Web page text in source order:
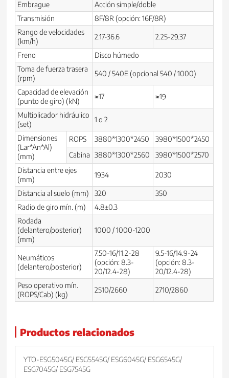
Embrague
Acción simple/doble
Transmisión
8F/8R (opción: 16F/8R)
Rango de velocidades
(km/h)
2.17-36.6 2.25-29.37
Freno
Disco húmedo
Toma de fuerza trasera
(rpm)
540 / 540E (opcional 540 / 1000)
Capacidad de elevación
(punto de giro) (kN)
≥17 ≥19
Multiplicador hidráulico
(set)
1 o 2
Dimensiones
(Lar*An*Al)
(mm)
ROPS 3880*1300*2450
3980*1500*2450
Cabina
3880*1300*2560
3980*1500*2570
Distancia entre ejes
(mm)
1934 2030
Distancia al suelo (mm) 320
350
Radio de giro mín. (m)
4.8±0.3
Rodada
(delantero/posterior)
(mm)
1000 / 1000-1200
Neumáticos
(delantero/posterior)
7.50-16/11.2-28
(opción: 8.3-
20/12.4-28)
9.5-16/14.9-24
(opción: 8.3-
20/12.4-28)
Peso operativo mín.
(ROPS/Cab) (kg)
2510/2660 2710/2860
Productos relacionados
YTO-ESG5045G/ ESG5545G/ ESG6045G/ ESG6545G/
ESG7045G/ ESG7545G